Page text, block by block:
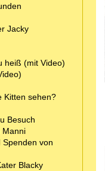
Jacky
heiß (mit Video)
Kitten sehen?
Besuch
Manni
Spenden von
Blacky